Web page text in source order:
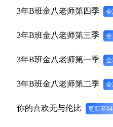
3年B班金八老师第四季 全
3年B班金八老师第三季 全
3年B班金八老师第一季 全
3年B班金八老师第二季 全
你的喜欢无与伦比 更新至